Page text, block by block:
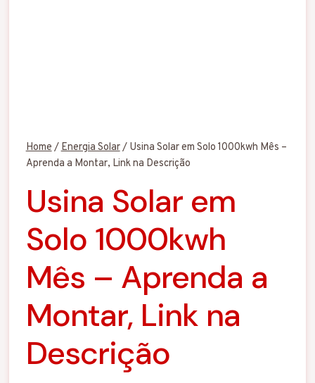
Home/Energia Solar/ Usina Solar em Solo 1000kwh Mês –
Aprenda a Montar, Link na Descrição
Usina Solar em
Solo 1000kwh
Mês – Aprenda a
Montar, Link na
Descrição